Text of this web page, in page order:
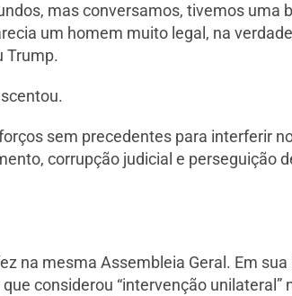
mas conversamos, tivemos uma
um homem muito legal, na
Trump.
sem precedentes para interferir
corrupção judicial e perseguição
na mesma Assembleia Geral. Em
considerou “intervenção unilateral”